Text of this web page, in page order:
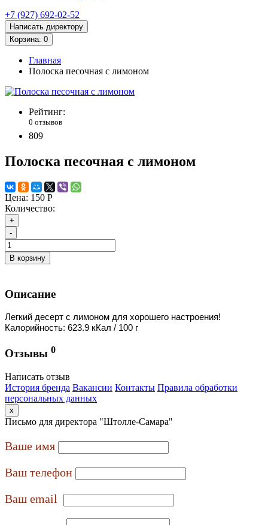
+7 (927) 692-02-52
Написать директору
Корзина: 0
Главная
Полоска песочная с лимоном
Рейтинг:
0 отзывов
809
Полоска песочная с лимоном
Цена: 150 Р
Количество:
+
-
В корзину
Описание
Легкий десерт с лимоном для хорошего настроения!
Калорийность: 623.9 кКал / 100 г
Отзывы 0
Написать отзыв
История бренда Вакансии Контакты Правила обработки
персональных данных
x
Письмо для директора "Штолле-Самара"
Ваше имя
Ваш телефон
Ваш email